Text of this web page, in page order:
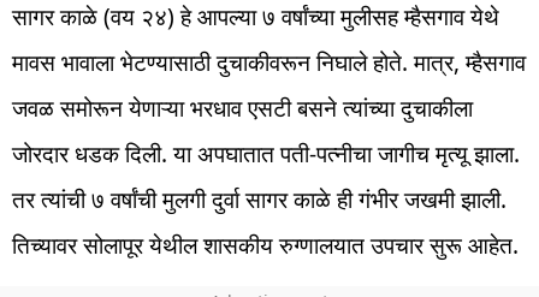
सागर काळे (वय २४) हे आपल्या ७ वर्षांच्या मुलीसह म्हैसगाव येथे
मावस भावाला भेटण्यासाठी दुचाकीवरून निघाले होते. मात्र, म्हैसगाव
जवळ समोरून येणाऱ्या भरधाव एसटी बसने त्यांच्या दुचाकीला
जोरदार धडक दिली. या अपघातात पती-पत्नीचा जागीच मृत्यू झाला.
तर त्यांची ७ वर्षांची मुलगी दुर्वा सागर काळे ही गंभीर जखमी झाली.
तिच्यावर सोलापूर येथील शासकीय रुग्णालयात उपचार सुरू आहेत.